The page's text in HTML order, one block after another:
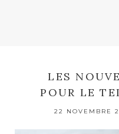
LES
POUR LE
22 NOVEMBRE